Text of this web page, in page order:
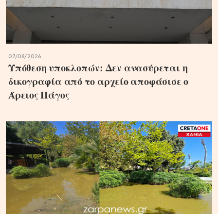
07/08/2026
Υπόθεση υποκλοπών: Δεν ανασύρεται η
δικογραφία από το αρχείο αποφάσισε ο
Άρειος Πάγος